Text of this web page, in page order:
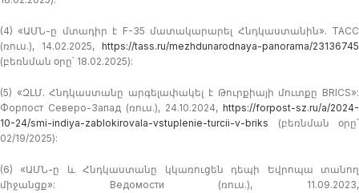
(4) «ԱՄՆ-ը մտադիր է F-35 մատակարարել Հնդկաստանին». TACC
(ռուս.), 14.02.2025, https://tass.ru/mezhdunarodnaya-panorama/23136745
(բեռնման օրը՝ 18.02.2025):
(5) «ԶԼՄ. Հնդկաստանը արգելափակել է Թուրքիայի մուտքը BRICS»:
Форпост Северо-Запад (ռուս.), 24.10.2024, https://forpost-sz.ru/a/2024-
10-24/smi-indiya-zablokirovala-vstuplenie-turcii-v-briks (բեռնման օրը՝
02/19/2025):
(6) «ԱՄՆ-ը և Հնդկաստանը կկառուցեն դեպի Եվրոպա տանող
միջանցք»: Ведомости (ռուս.), 11.09.2023,